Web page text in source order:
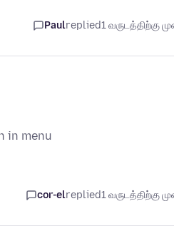
Paulreplied1 வருடத்திற்கு
in menu
cor-elreplied1 வருடத்திற்கு